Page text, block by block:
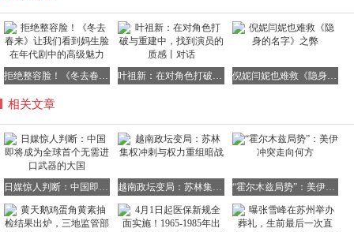
不仅如此，乌克兰媒体也在此前发表文章嘲讽俄罗斯，称其
拒绝整容脸！《冬去春来》让我们看到妈生脸在年代剧中的高级魅力 叶祖新：在对角色打破与重建中，找到演员的质感丨对话 倪妮闫妮也难救《隐身的名字》之弊
相关文章
日媒惊人判断：中国即将成为全球首个无需进口武器的大国 越南政坛变局：苏林集权冲刺与权力重组暗战 “霍尔木兹局势”：美伊冲突走向何方